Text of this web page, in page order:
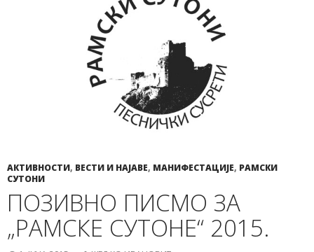
АКТИВНОСТИ, ВЕСТИ И НАЈАВЕ, МАНИФЕСТАЦИЈЕ, РАМСКИ
СУТОНИ
ПОЗИВНО ПИСМО ЗА
„РАМСКЕ СУТОНЕ“ 2015.